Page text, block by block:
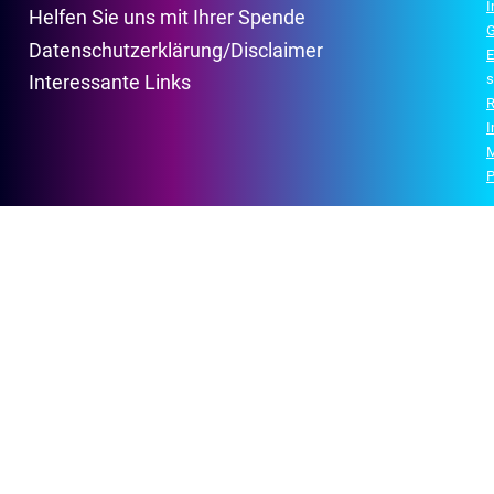
Helfen Sie uns mit Ihrer Spende
Datenschutzerklärung/Disclaimer
Interessante Links